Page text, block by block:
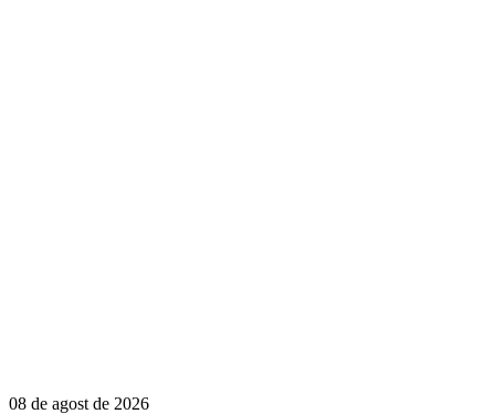
08 de agost de 2026